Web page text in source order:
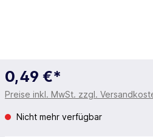
0,49 €*
Preise inkl. MwSt. zzgl.
Nicht mehr verfügbar